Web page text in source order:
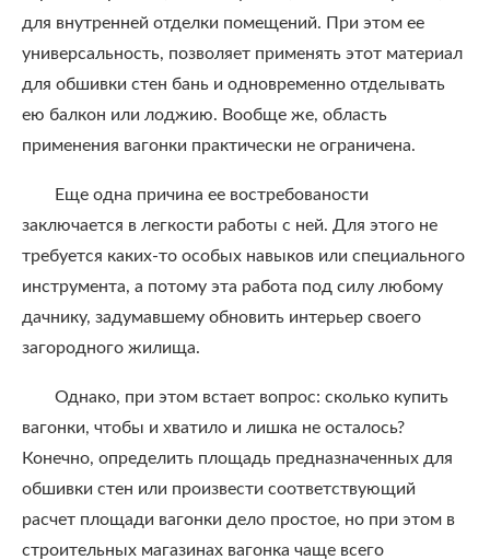
для внутренней отделки помещений. При этом ее
универсальность, позволяет применять этот материал
для обшивки стен бань и одновременно отделывать
ею балкон или лоджию. Вообще же, область
применения вагонки практически не ограничена.
Еще одна причина ее востребованости
заключается в легкости работы с ней. Для этого не
требуется каких-то особых навыков или специального
инструмента, а потому эта работа под силу любому
дачнику, задумавшему обновить интерьер своего
загородного жилища.
Однако, при этом встает вопрос: сколько купить
вагонки, чтобы и хватило и лишка не осталось?
Конечно, определить площадь предназначенных для
обшивки стен или произвести соответствующий
расчет площади вагонки дело простое, но при этом в
строительных магазинах вагонка чаще всего